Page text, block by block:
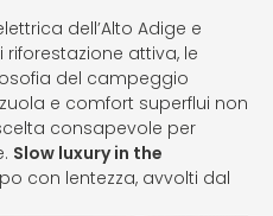
dell’Alto Adige e
attiva, le
del campeggio
e comfort superflui non
consapevole per
Slow luxury in the
con lentezza, avvolti dal